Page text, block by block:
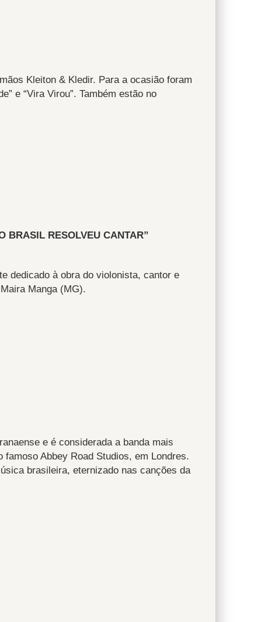
Kleiton & Kledir. Para a ocasião foram
e “Vira Virou”. Também estão no
BRASIL RESOLVEU CANTAR”
dedicado à obra do violonista, cantor e
Manga (MG).
e é considerada a banda mais
Abbey Road Studios, em Londres.
brasileira, eternizado nas canções da